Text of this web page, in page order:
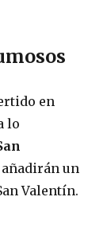
en
lo
un
Valentín.